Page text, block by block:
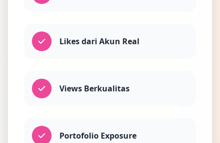
Likes dari Akun Real
Views Berkualitas
Portofolio Exposure